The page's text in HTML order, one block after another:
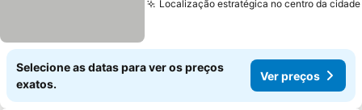
Localização estratégica no centro da cidade
Selecione as datas para ver os preços
exatos.
Ver preços